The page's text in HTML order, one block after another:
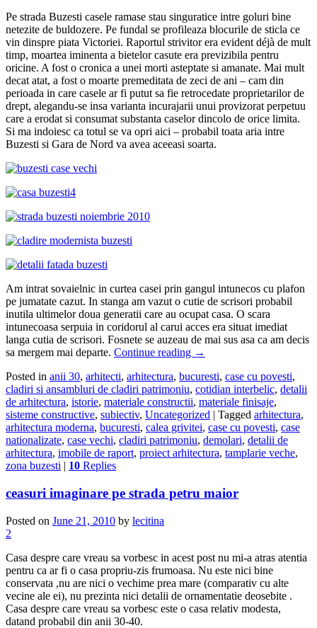
Pe strada Buzesti casele ramase stau singuratice intre goluri bine
netezite de buldozere. Pe fundal se profileaza blocurile de sticla ce
vin dinspre piata Victoriei. Raportul strivitor era evident déjà de mult
timp, moartea iminenta a bietelor casute era previzibila pentru
oricine. A fost o cronica a unei morti asteptate si amanate. Mai mult
decat atat, a fost o moarte premeditata de zeci de ani – cam din
perioada in care casele ar fi putut sa fie retrocedate proprietarilor de
drept, alegandu-se insa varianta incurajarii unui provizorat perpetuu
care a erodat si consumat substanta caselor dincolo de orice limita.
Si ma indoiesc ca totul se va opri aici – probabil toata aria intre
Buzesti si Gara de Nord va avea aceeasi soarta.
Am intrat sovaielnic in curtea casei prin gangul intunecos cu plafon
pe jumatate cazut. In stanga am vazut o cutie de scrisori probabil
inutila ultimelor doua generatii care au ocupat casa. O scara
intunecoasa serpuia in coridorul al carui acces era situat imediat
langa cutia de scrisori. Fosnete se auzeau de mai sus asa ca am decis
sa mergem mai departe. Continue reading →
Posted in anii 30, arhitecti, arhitectura, bucuresti, case cu povesti,
cladiri si ansambluri de cladiri patrimoniu, cotidian interbelic, detalii
de arhitectura, istorie, materiale constructii, materiale finisaje,
sisteme constructive, subiectiv, Uncategorized | Tagged arhitectura,
arhitectura moderna, bucuresti, calea grivitei, case cu povesti, case
nationalizate, case vechi, cladiri patrimoniu, demolari, detalii de
arhitectura, imobile de raport, proiect arhitectura, tamplarie veche,
zona buzesti | 10 Replies
ceasuri imaginare pe strada petru maior
Posted on June 21, 2010 by lecitina
2
Casa despre care vreau sa vorbesc in acest post nu mi-a atras atentia
pentru ca ar fi o casa propriu-zis frumoasa. Nu este nici bine
conservata ,nu are nici o vechime prea mare (comparativ cu alte
vecine ale ei), nu prezinta nici detalii de ornamentatie deosebite .
Casa despre care vreau sa vorbesc este o casa relativ modesta,
datand probabil din anii 30-40.